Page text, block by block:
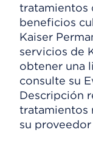
tratamientos
beneficios
Kaiser
servicios de
obtener una
consulte su
Descripción
tratamientos
su